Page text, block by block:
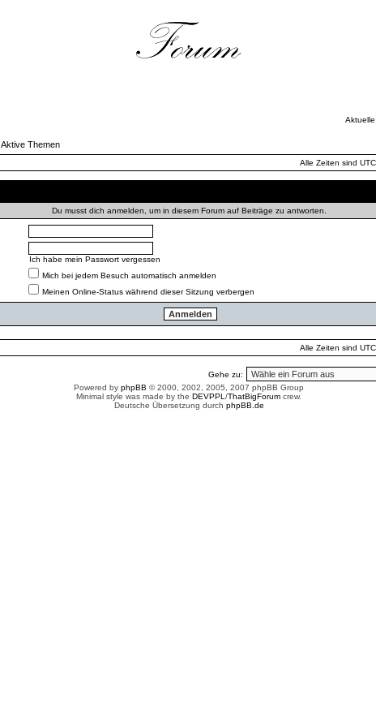
Aktive Themen
Alle Zeiten sind
Du musst dich anmelden, um in diesem Forum auf Beiträge zu antworten.
Ich habe mein Passwort vergessen
Mich bei jedem Besuch automatisch anmelden
Meinen Online-Status während dieser Sitzung verbergen
Alle Zeiten sind
Gehe zu:
Powered by phpBB © 2000, 2002, 2005, 2007 phpBB Group
Minimal style was made by the DEVPPL /ThatBigForum crew.
Deutsche Übersetzung durch phpBB.de